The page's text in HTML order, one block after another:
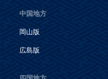
中国地方
岡山版
広島版